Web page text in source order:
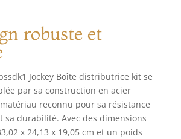
ACIER
INOXYDABLE,
avec pull en acier
inoxydable
rondelles en
caoutchouc
robuste et
Jockey Boîte distributrice kit se
par sa construction en acier
reconnu pour sa résistance
sa durabilité. Avec des dimensions
x 24,13 x 19,05 cm et un poids